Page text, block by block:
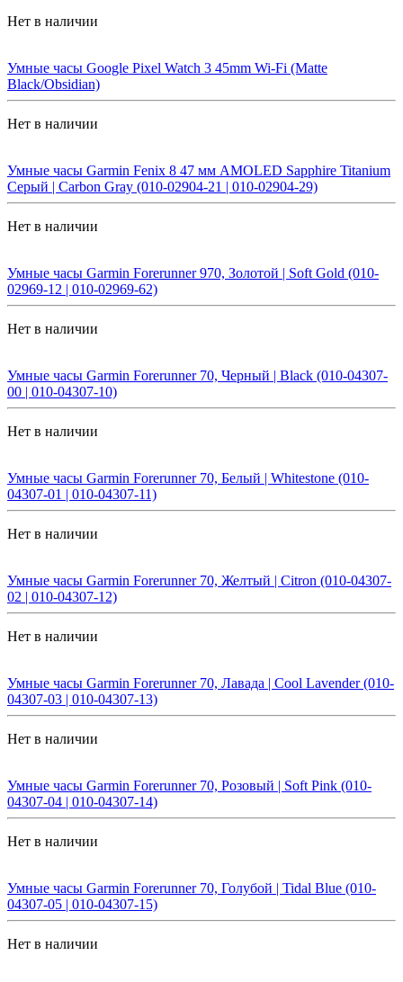
Нет в наличии
Умные часы Google Pixel Watch 3 45mm Wi-Fi (Matte
Black/Obsidian)
Нет в наличии
Умные часы Garmin Fenix 8 47 мм AMOLED Sapphire Titanium
Серый | Carbon Gray (010-02904-21 | 010-02904-29)
Нет в наличии
Умные часы Garmin Forerunner 970, Золотой | Soft Gold (010-
02969-12 | 010-02969-62)
Нет в наличии
Умные часы Garmin Forerunner 70, Черный | Black (010-04307-
00 | 010-04307-10)
Нет в наличии
Умные часы Garmin Forerunner 70, Белый | Whitestone (010-
04307-01 | 010-04307-11)
Нет в наличии
Умные часы Garmin Forerunner 70, Желтый | Citron (010-04307-
02 | 010-04307-12)
Нет в наличии
Умные часы Garmin Forerunner 70, Лавада | Cool Lavender (010-
04307-03 | 010-04307-13)
Нет в наличии
Умные часы Garmin Forerunner 70, Розовый | Soft Pink (010-
04307-04 | 010-04307-14)
Нет в наличии
Умные часы Garmin Forerunner 70, Голубой | Tidal Blue (010-
04307-05 | 010-04307-15)
Нет в наличии